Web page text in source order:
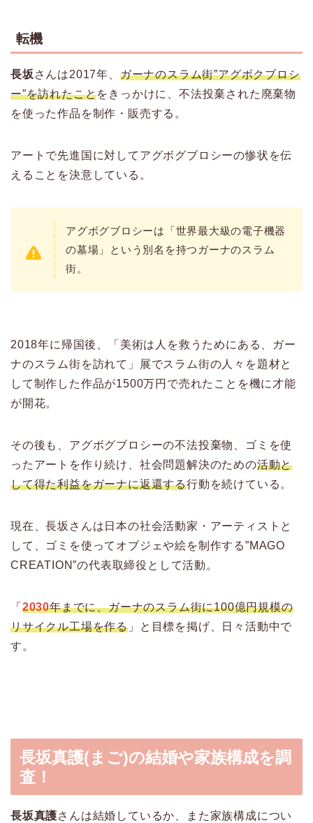
転機
長坂 さんは2017年、 ガーナのスラム街”アグボクブロシ
ー”を訪れたことをきっかけに、不法投棄された廃棄物
を使った作品を制作・販売する。
アートで先進国に対してアグボグブロシーの惨状を伝
えることを決意している。
アグボグブロシーは「世界最大級の電子機器
の墓場」という別名を持つガーナのスラム
街。
2018年に帰国後、「美術は人を救うためにある、ガー
ナのスラム街を訪れて」展でスラム街の人々を題材と
して制作した作品が1500万円で売れたことを機に才能
が開花。
その後も、アグボグブロシーの不法投棄物、ゴミを使
ったアートを作り続け、社会問題解決のための活動と
して得た利益をガーナに返還する行動を続けている。
現在、長坂さんは日本の社会活動家・アーティストと
して、ゴミを使ってオブジェや絵を制作する”MAGO
CREATION”の代表取締役として活動。
「 2030年までに、ガーナのスラム街に100億円規模の
リサイクル工場を作る 」と目標を掲げ、日々活動中で
す。
長坂真護(まご)の結婚や家族構成を調
査！
長坂真護さんは結婚しているか、また家族構成につい